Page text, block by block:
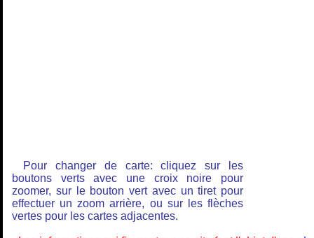
Pour changer de carte: cliquez sur les
boutons verts avec une croix noire pour
zoomer, sur le bouton vert avec un tiret pour
effectuer un zoom arrière, ou sur les flèches
vertes pour les cartes adjacentes.